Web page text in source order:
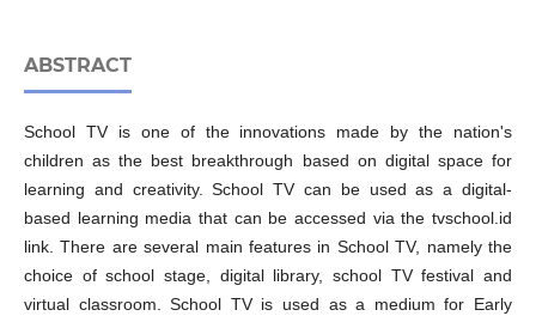
ABSTRACT
School TV is one of the innovations made by the nation's
children as the best breakthrough based on digital space for
learning and creativity. School TV can be used as a digital-
based learning media that can be accessed via the tvschool.id
link. There are several main features in School TV, namely the
choice of school stage, digital library, school TV festival and
virtual classroom. School TV is used as a medium for Early